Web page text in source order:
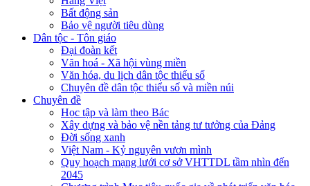
Bất động sản
Bảo vệ người tiêu dùng
Dân tộc - Tôn giáo
Đại đoàn kết
Văn hoá - Xã hội vùng miền
Văn hóa, du lịch dân tộc thiểu số
Chuyên đề dân tộc thiểu số và miền núi
Chuyên đề
Học tập và làm theo Bác
Xây dựng và bảo vệ nền tảng tư tưởng của Đảng
Đời sống xanh
Việt Nam - Kỷ nguyên vươn mình
Quy hoạch mạng lưới cơ sở VHTTDL tầm nhìn đến
2045